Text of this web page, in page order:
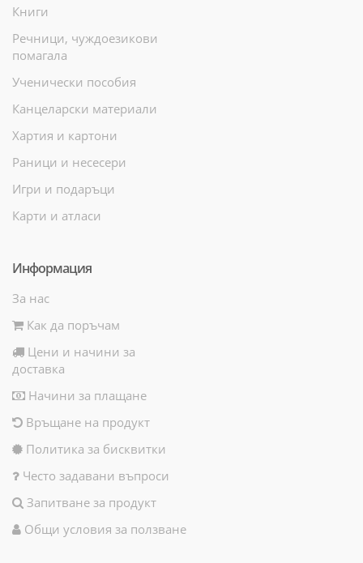
Книги
Речници, чуждоезикови
помагала
Ученически пособия
Канцеларски материали
Хартия и картони
Раници и несесери
Игри и подаръци
Карти и атласи
Информация
За нас
Как да поръчам
Цени и начини за
доставка
Начини за плащане
Връщане на продукт
Политика за бисквитки
Често задавани въпроси
Запитване за продукт
Общи условия за ползване